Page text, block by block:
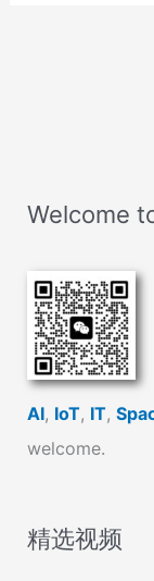
Welcome
AI, IoT, IT,
welcome.
精选视频